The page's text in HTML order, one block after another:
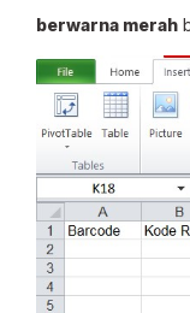
berwarna merah